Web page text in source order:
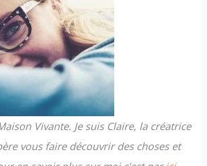
Vivante. Je suis Claire, la créatrice
vous faire découvrir des choses et